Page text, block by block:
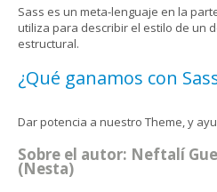
Sass es un meta-lenguaje en la
utiliza para describir el estilo de un
estructural.
¿Qué ganamos con
Dar potencia a nuestro Theme, y
Sobre el autor: Neftalí
(Nesta)